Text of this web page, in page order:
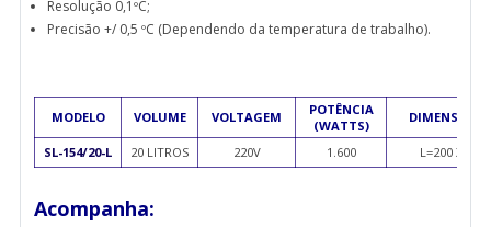
Resolução 0,1ºC;
Precisão +/ 0,5 ºC (Dependendo da temperatura de trabalho).
MODELO VOLUME VOLTAGEM
POTÊNCIA
(WATTS)
DIMENSÃO
SL-154/20-L 20 LITROS 220V 1.600 L=200 X
Acompanha: